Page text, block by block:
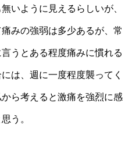
いように見えるらしいが、
みの強弱は多少あるが、常
うとある程度痛みに慣れる
は、週に一度程度襲ってく
ら考えると激痛を強烈に感
う。